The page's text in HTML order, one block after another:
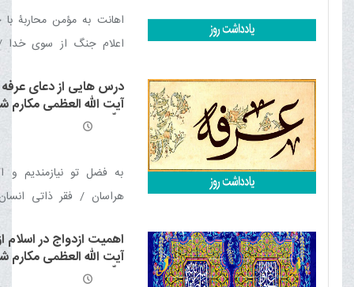
عصر جاهلیت / جهل و فقر
تحول جاهلیت در سایه قرآن
اهانت به مؤمن محاربۀ
اعلام جنگ از سوی خدا /
ترور شخصیت / كم ترین
/ حرمت مؤمن / حرمت
درس هایی از دعای عرفه
آیت الله العظمی مکارم
ظلّه العالی
به فضل تو نیازمندیم و
هراسان / فقر ذاتی
/ شکر نعمت / شهود فطری
اهمیت ازدواج در اسلام
آیت الله العظمی مکارم
ظلّه العالی